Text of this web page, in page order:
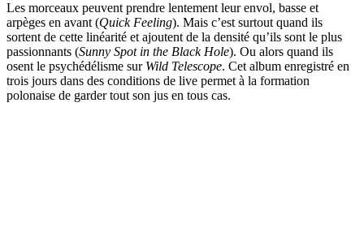
Les morceaux peuvent prendre lentement leur envol, basse et
arpèges en avant (Quick Feeling). Mais c’est surtout quand ils
sortent de cette linéarité et ajoutent de la densité qu’ils sont le plus
passionnants (Sunny Spot in the Black Hole). Ou alors quand ils
osent le psychédélisme sur Wild Telescope. Cet album enregistré en
trois jours dans des conditions de live permet à la formation
polonaise de garder tout son jus en tous cas.